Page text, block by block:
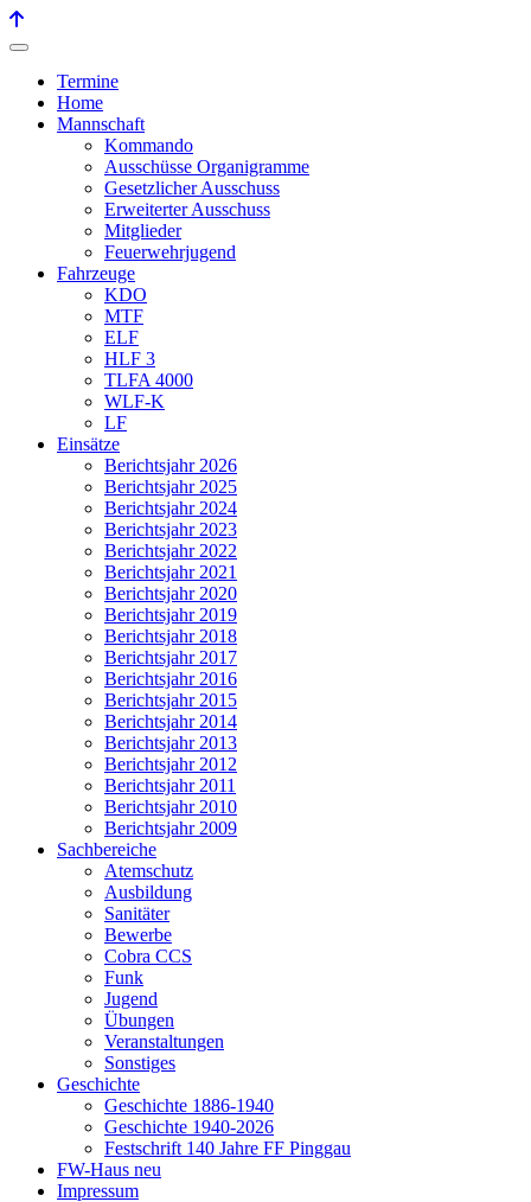
Termine
Home
Mannschaft
Kommando
Ausschüsse Organigramme
Gesetzlicher Ausschuss
Erweiterter Ausschuss
Mitglieder
Feuerwehrjugend
Fahrzeuge
KDO
MTF
ELF
HLF 3
TLFA 4000
WLF-K
LF
Einsätze
Berichtsjahr 2026
Berichtsjahr 2025
Berichtsjahr 2024
Berichtsjahr 2023
Berichtsjahr 2022
Berichtsjahr 2021
Berichtsjahr 2020
Berichtsjahr 2019
Berichtsjahr 2018
Berichtsjahr 2017
Berichtsjahr 2016
Berichtsjahr 2015
Berichtsjahr 2014
Berichtsjahr 2013
Berichtsjahr 2012
Berichtsjahr 2011
Berichtsjahr 2010
Berichtsjahr 2009
Sachbereiche
Atemschutz
Ausbildung
Sanitäter
Bewerbe
Cobra CCS
Funk
Jugend
Übungen
Veranstaltungen
Sonstiges
Geschichte
Geschichte 1886-1940
Geschichte 1940-2026
Festschrift 140 Jahre FF Pinggau
FW-Haus neu
Impressum